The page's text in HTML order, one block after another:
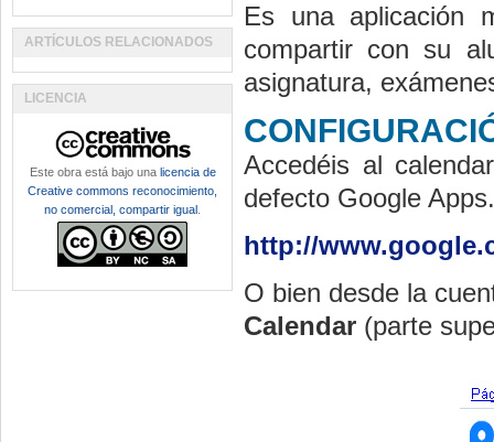
Es una
compartir con su
asignatura,
Accedéis al
defecto Google Apps.
http://
O bien desde la
Calendar (parte
ARTÍCULOS RELACIONADOS
LICENCIA
Este obra está bajo una licencia de
Creative commons reconocimiento,
no comercial, compartir igual